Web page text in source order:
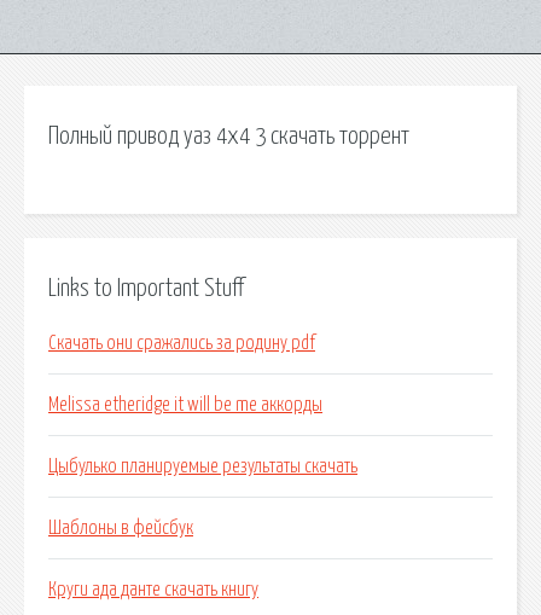
Полный привод уаз 4x4 3 скачать торрент
Links to Important Stuff
Скачать они сражались за родину pdf
Melissa etheridge it will be me аккорды
Цыбулько планируемые результаты скачать
Шаблоны в фейсбук
Круги ада данте скачать книгу